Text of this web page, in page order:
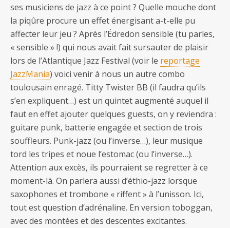
ses musiciens de jazz à ce point ? Quelle mouche dont
la piqûre procure un effet énergisant a-t-elle pu
affecter leur jeu ? Après l’Édredon sensible (tu parles,
« sensible » !) qui nous avait fait sursauter de plaisir
lors de l’Atlantique Jazz Festival (voir le reportage
JazzMania) voici venir à nous un autre combo
toulousain enragé. Titty Twister BB (il faudra qu’ils
s’en expliquent…) est un quintet augmenté auquel il
faut en effet ajouter quelques guests, on y reviendra :
guitare punk, batterie engagée et section de trois
souffleurs. Punk-jazz (ou l’inverse…), leur musique
tord les tripes et noue l’estomac (ou l’inverse…).
Attention aux excès, ils pourraient se regretter à ce
moment-là. On parlera aussi d’éthio-jazz lorsque
saxophones et trombone « riffent » à l’unisson. Ici,
tout est question d’adrénaline. En version toboggan,
avec des montées et des descentes excitantes.